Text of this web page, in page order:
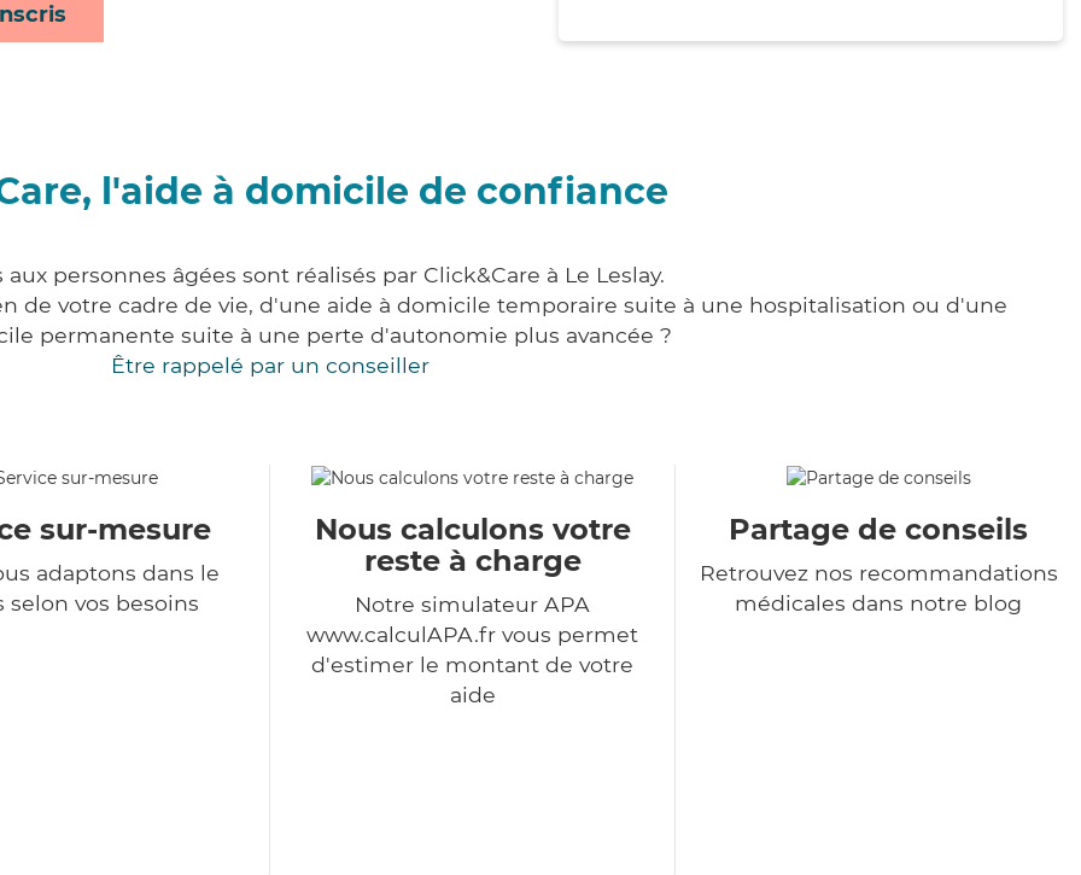
l'aide à domicile de confiance
aux personnes âgées sont réalisés par Click&Care à Le Leslay.
de votre cadre de vie, d'une aide à domicile temporaire suite à une hospitalisation ou d'une
permanente suite à une perte d'autonomie plus avancée ?
Être rappelé par un conseiller
sur-mesure
adaptons dans le
selon vos besoins
Nous calculons votre
reste à charge
Notre simulateur APA
www.calculAPA.fr vous permet
d'estimer le montant de votre
aide
Partage de conseils
Retrouvez nos recommandations
médicales dans notre blog